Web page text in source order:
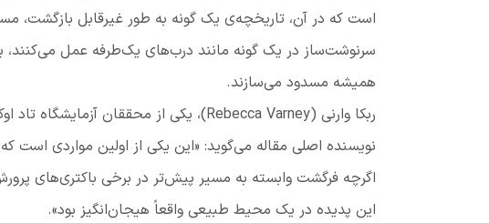
است که در آن، تاریخچه‌ی یک گونه به طور غیرقابل
سرنوشت‌ساز در یک گونه مانند درب‌های یک‌طرفه عمل می‌کنند،
همیشه مسدود می‌سازند.
ربکا وارنی (
Rebecca Varney)، یکی از محققان آزمایشگاه تاد
نویسنده اصلی مقاله می‌گوید: «این یکی از اولین مواردی است
اگرچه فرگشت وابسته به مسیر پیش‌تر در برخی باکتری‌های
این پدیده در یک محیط طبیعی واقعاً هیجان‌انگیز بود».